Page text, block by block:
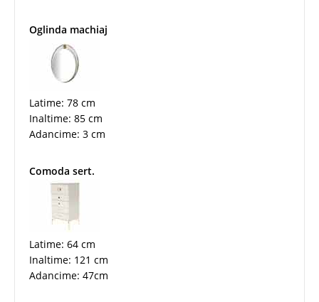
Oglinda machiaj
Latime: 78 cm
Inaltime: 85 cm
Adancime: 3 cm
Comoda sert.
Latime: 64 cm
Inaltime: 121 cm
Adancime: 47cm